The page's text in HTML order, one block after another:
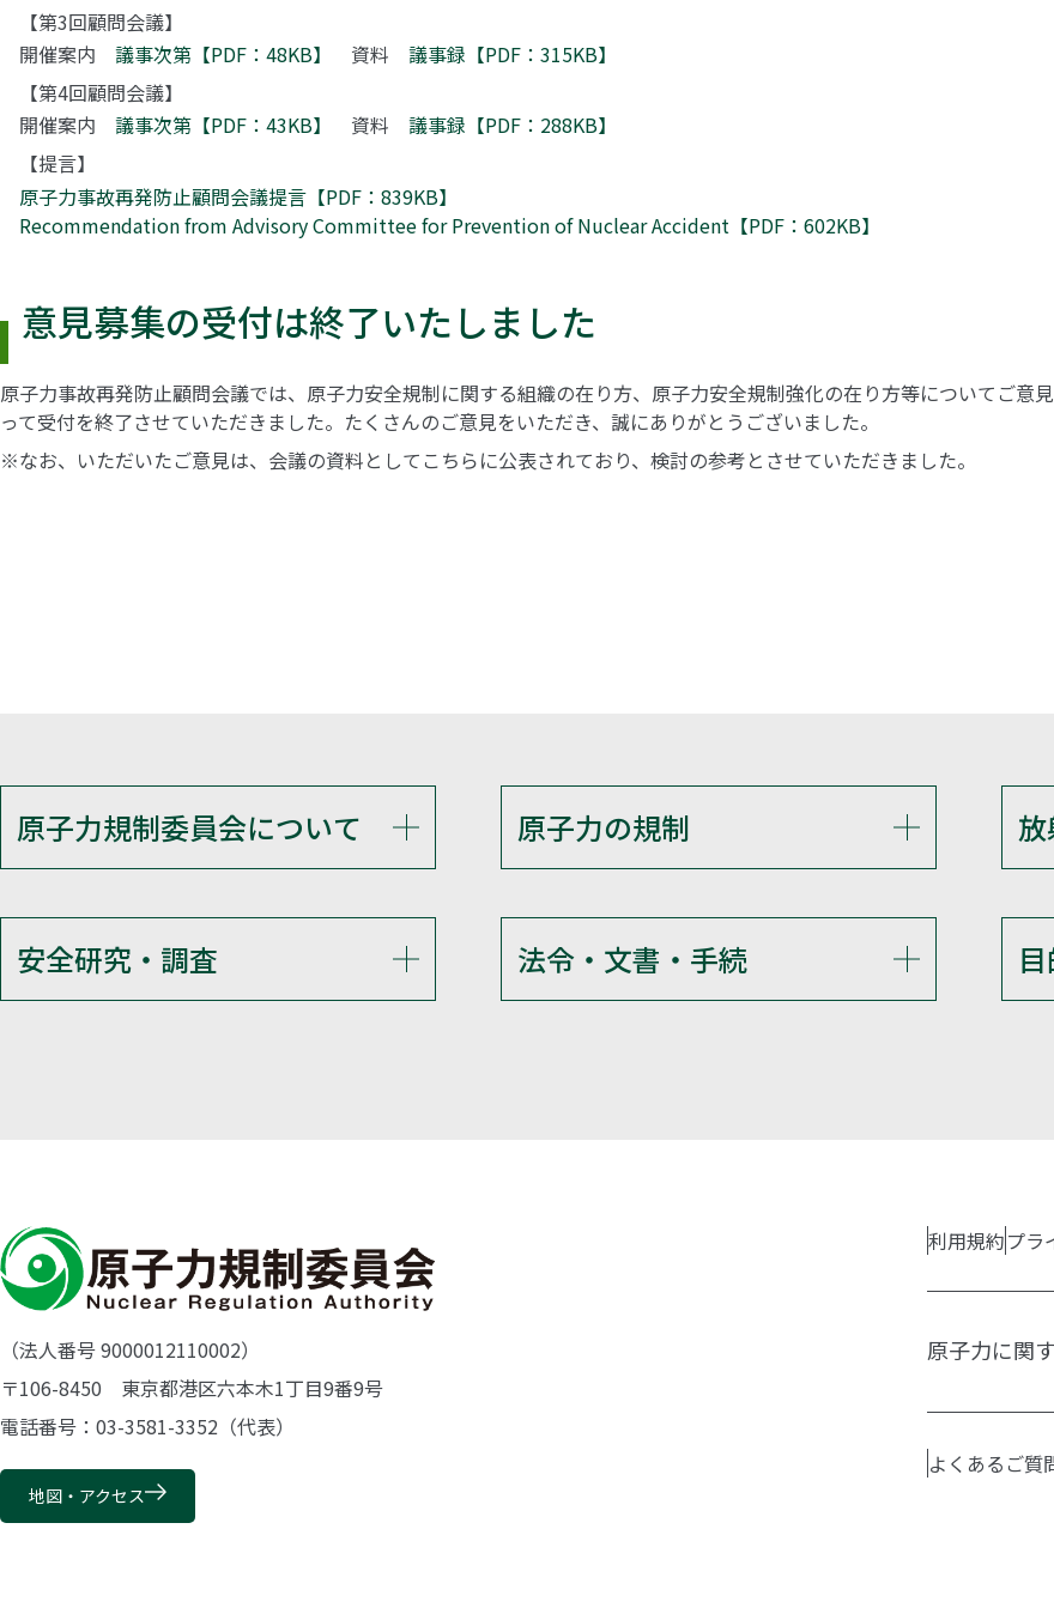
【第3回顧問会議】
開催案内 議事次第【PDF：48KB】 資料 議事録【PDF：315KB】
【第4回顧問会議】
開催案内 議事次第【PDF：43KB】 資料 議事録【PDF：288KB】
【提言】
原子力事故再発防止顧問会議提言【PDF：839KB】
Recommendation from Advisory Committee for Prevention of Nuclear Accident【PDF：602KB】
意見募集の受付は終了いたしました
原子力事故再発防止顧問会議では、原子力安全規制に関する組織の在り方、原子力安全規制強化の在り方等についてご意
って受付を終了させていただきました。たくさんのご意見をいただき、誠にありがとうございました。
※なお、いただいたご意見は、会議の資料としてこちらに公表されており、検討の参考とさせていただきました。
原子力規制委員会について 原子力の規制
安全研究・調査 法令・文書・手続
（法人番号 9000012110002）
〒106-8450 東京都港区六本木1丁目9番9号
電話番号：03-3581-3352（代表）
地図・アクセス
利用規約プラ
原子力に関
よくあるご質